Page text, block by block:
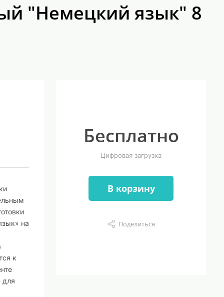
"Немецкий язык" 8
на
к
для
Бесплатно
Цифровая загрузка
В корзину
Поделиться